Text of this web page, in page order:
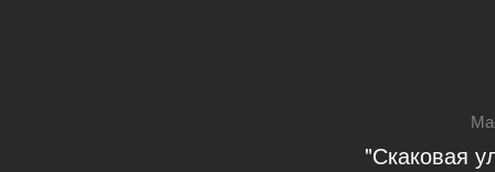
"Скаковая